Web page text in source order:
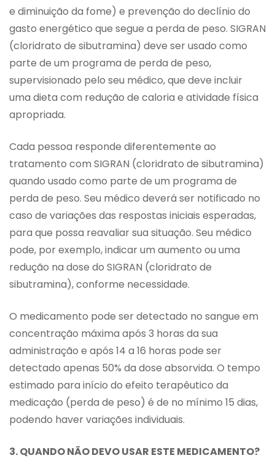
e diminuição da fome) e prevenção do declínio do
gasto energético que segue a perda de peso. SIGRAN
(cloridrato de sibutramina) deve ser usado como
parte de um programa de perda de peso,
supervisionado pelo seu médico, que deve incluir
uma dieta com redução de caloria e atividade física
apropriada.
Cada pessoa responde diferentemente ao
tratamento com SIGRAN (cloridrato de sibutramina)
quando usado como parte de um programa de
perda de peso. Seu médico deverá ser notificado no
caso de variações das respostas iniciais esperadas,
para que possa reavaliar sua situação. Seu médico
pode, por exemplo, indicar um aumento ou uma
redução na dose do SIGRAN (cloridrato de
sibutramina), conforme necessidade.
O medicamento pode ser detectado no sangue em
concentração máxima após 3 horas da sua
administração e após 14 a 16 horas pode ser
detectado apenas 50% da dose absorvida. O tempo
estimado para início do efeito terapêutico da
medicação (perda de peso) é de no mínimo 15 dias,
podendo haver variações individuais.
3. QUANDO NÃO DEVO USAR ESTE MEDICAMENTO?